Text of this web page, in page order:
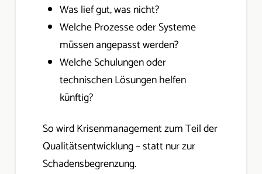
Was lief gut, was nicht?
Welche Prozesse oder Systeme
müssen angepasst werden?
Welche Schulungen oder
technischen Lösungen helfen
künftig?
So wird Krisenmanagement zum Teil der
Qualitätsentwicklung – statt nur zur
Schadensbegrenzung.